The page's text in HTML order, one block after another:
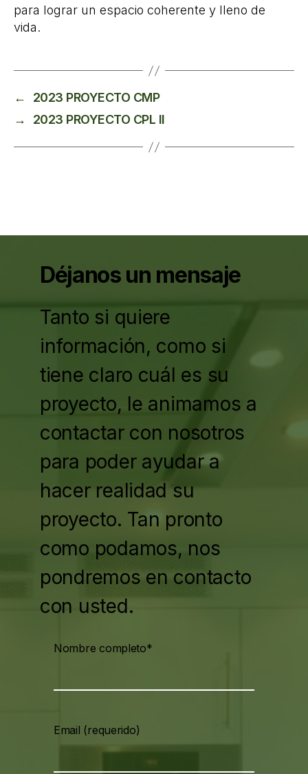
para lograr un espacio coherente y lleno de
vida.
←
2023 PROYECTO CMP
→
2023 PROYECTO CPL II
Déjanos un mensaje
Tanto si quiere
información, como si
tiene claro cuál es su
proyecto, le animamos a
contactar con nosotros
para poder ayudar a
hacer realidad su
proyecto. Tan pronto
como podamos, nos
pondremos en contacto
con usted.
Nombre completo*
Email (requerido)